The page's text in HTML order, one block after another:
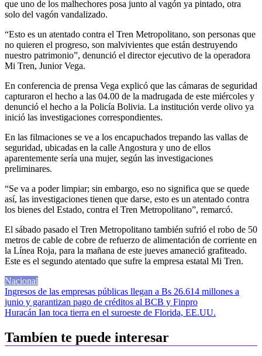
que uno de los malhechores posa junto al vagón ya pintado, otra
solo del vagón vandalizado.
“Esto es un atentado contra el Tren Metropolitano, son personas que
no quieren el progreso, son malvivientes que están destruyendo
nuestro patrimonio”, denunció el director ejecutivo de la operadora
Mi Tren, Junior Vega.
En conferencia de prensa Vega explicó que las cámaras de seguridad
capturaron el hecho a las 04.00 de la madrugada de este miércoles y
denunció el hecho a la Policía Bolivia. La institución verde olivo ya
inició las investigaciones correspondientes.
En las filmaciones se ve a los encapuchados trepando las vallas de
seguridad, ubicadas en la calle Angostura y uno de ellos
aparentemente sería una mujer, según las investigaciones
preliminares.
“Se va a poder limpiar; sin embargo, eso no significa que se quede
así, las investigaciones tienen que darse, esto es un atentado contra
los bienes del Estado, contra el Tren Metropolitano”, remarcó.
El sábado pasado el Tren Metropolitano también sufrió el robo de 50
metros de cable de cobre de refuerzo de alimentación de corriente en
la Línea Roja, para la mañana de este jueves amaneció grafiteado.
Este es el segundo atentado que sufre la empresa estatal Mi Tren.
Nacional
Navegación
de
Ingresos de las empresas públicas llegan a Bs 26.614 millones a
junio y garantizan pago de créditos al BCB y Finpro
Huracán Ian toca tierra en el suroeste de Florida, EE.UU.
Tambíen te puede interesar